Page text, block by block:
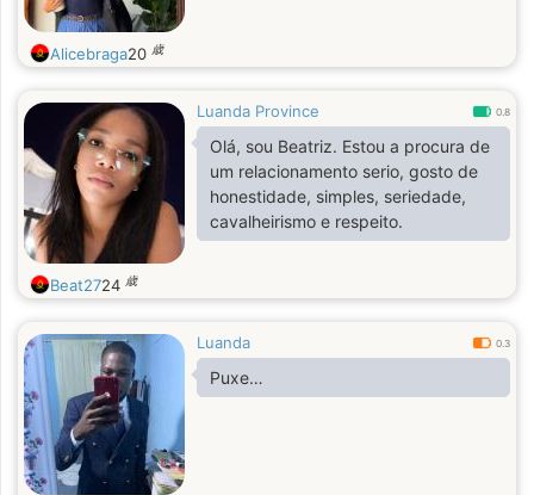
Alicebraga20 歳
Luanda Province 0.8
Olá, sou Beatriz. Estou a procura de
um relacionamento serio, gosto de
honestidade, simples, seriedade,
cavalheirismo e respeito.
Beat2724 歳
Luanda 0.3
Puxe…